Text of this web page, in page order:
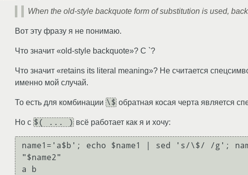
When the old-style backquote form of substitution is used,
Вот эту фразу я не понимаю.
Что значит «old-style backquote»? С `?
Что значит «retains its literal meaning»? Не считается
именно мой случай.
То есть для комбинации \$ обратная косая черта является
Но с $( ... ) всё работает как я и хочу:
name1='a$b'; echo $name1 | sed 's/\$/ /g';
"$name2"
a b